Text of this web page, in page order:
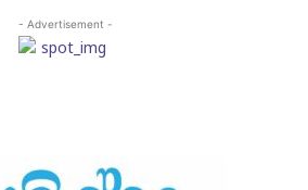
- Advertisement -